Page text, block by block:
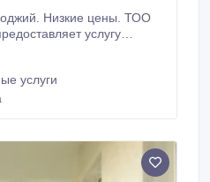
Низкие цены. ТОО
услугу
каждую
услуги